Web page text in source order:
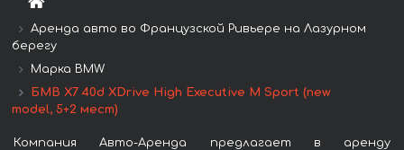
Аренда авто во Французской Ривьере на Лазурном
берегу
Марка BMW
БМВ X7 40d XDrive High Executive M Sport (new
model, 5+2 мест)
Компания Авто-Аренда предлагает в аренду